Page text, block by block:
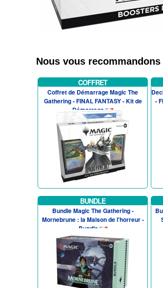
Nous vous
COFFRET
Coffret de Démarrage Magic The
Gathering - FINAL FANTASY - Kit de
Démarrage
-
BUNDLE
Bundle Magic The Gathering -
Mornebrune : la Maison de l'horreur -
Bundle